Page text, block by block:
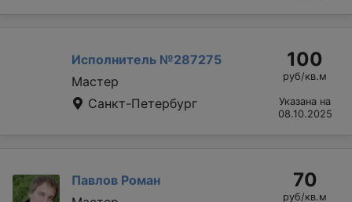
Исполнитель №287275
Мастер
Санкт-Петербург
100
руб/кв.м
Указана на
08.10.2025
Павлов Роман
70
руб/кв.м